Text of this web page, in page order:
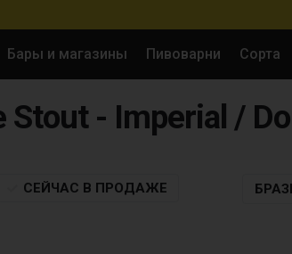
Бары и магазины Пивоварни Сорта
Stout - Imperial /
СЕЙЧАС В ПРОДАЖЕ